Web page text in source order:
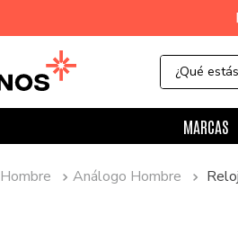
¿Qué estás
MARCAS
Hombre Análogo Hombre